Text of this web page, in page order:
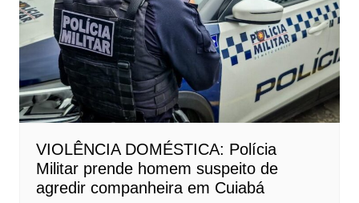
VIOLÊNCIA DOMÉSTICA: Polícia
Militar prende homem suspeito de
agredir companheira em Cuiabá